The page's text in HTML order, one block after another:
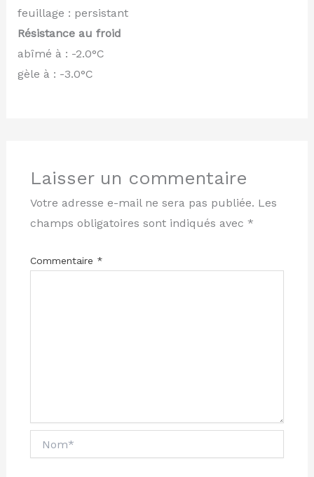
feuillage : persistant
Résistance au froid
abîmé à : -2.0°C
gèle à : -3.0°C
Laisser un commentaire
Votre adresse e-mail ne sera pas publiée. Les
champs obligatoires sont indiqués avec *
Commentaire *